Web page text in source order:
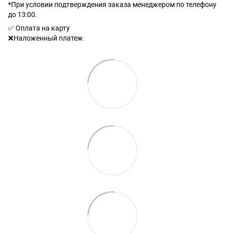
*При условии подтверждения заказа менеджером по телефону
до 13:00.
✅ Оплата на карту
❌Наложенный платеж